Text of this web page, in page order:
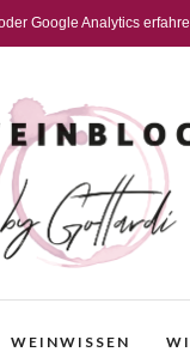
Google Analytics
WEINWISSEN